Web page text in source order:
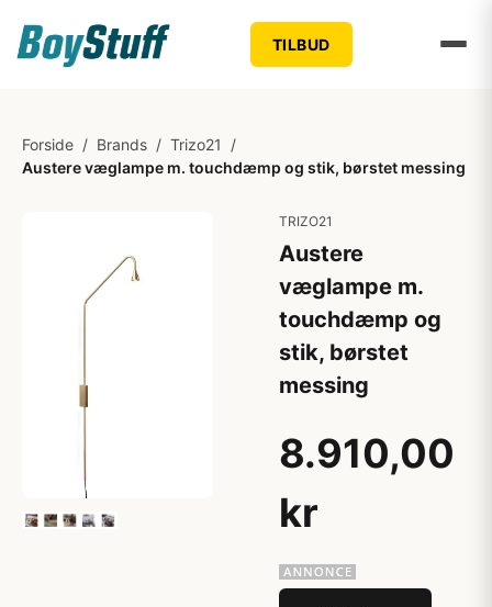
TILBUD
Forside / Brands / Trizo21
/
Austere væglampe m. touchdæmp og stik, børstet messing
TRIZO21
Austere
væglampe m.
touchdæmp og
stik, børstet
messing
8.910,00
kr